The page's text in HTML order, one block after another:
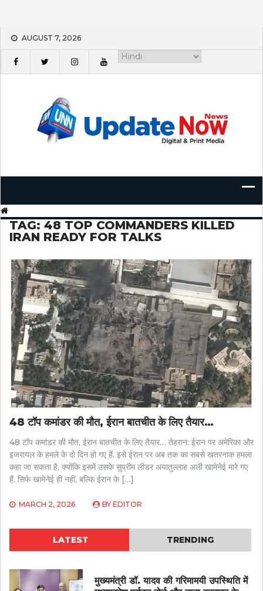
Skip
content
AUGUST 7, 2026
TAG: 48 TOP COMMANDERS KILLED
IRAN READY FOR TALKS
48 टॉप कमांडर की मौत, ईरान बातचीत के लिए तैयार…
48 टॉप कमांडर की मौत, ईरान बातचीत के लिए तैयार… तेहरान: ईरान पर अमेरिका और
इजरायल के हमले के दो दिन हो गए हैं. इसे ईरान पर अब तक का सबसे खतरनाक हमला
कहा जा सकता है, क्योंकि इसमें उसके सुप्रीम लीडर अयातुल्लाह अली खामेनेई मारे गए
हैं. सिर्फ खामेनेई ही नहीं, बल्कि ईरान के […]
MARCH 2, 2026 BY EDITOR
LATEST TRENDING
मुख्यमंत्री डॉ. यादव की गरिमामयी उपस्थिति में